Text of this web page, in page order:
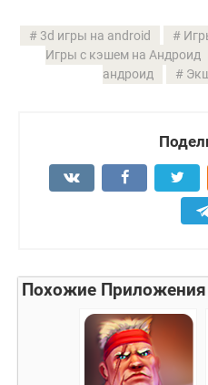
3d игры на android
Игры с кэшем на Андроид
андроид
Похожие Приложения